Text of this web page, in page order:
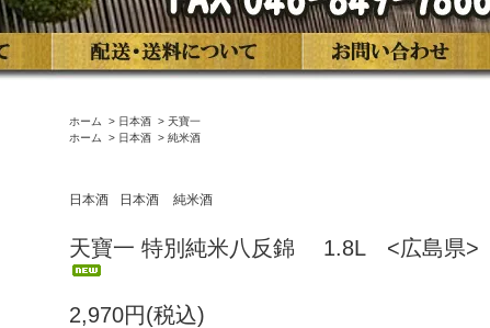
ホーム > 日本酒 > 天寶一
ホーム
> 日本酒 > 純米酒
日本酒 日本酒 純米酒
天寶一 特別純米八反錦 1.8L <広島県>
2,970円(税込)